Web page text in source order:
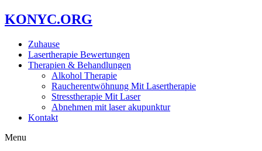
KONYC.ORG
Zuhause
Lasertherapie Bewertungen
Therapien & Behandlungen
Alkohol Therapie
Raucherentwöhnung Mit Lasertherapie
Stresstherapie Mit Laser
Abnehmen mit laser akupunktur
Kontakt
Menu